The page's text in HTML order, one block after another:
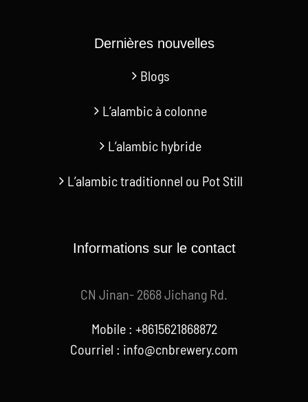
Dernières nouvelles
Blogs
L’alambic à colonne
L’alambic hybride
L’alambic traditionnel ou Pot Still
Informations sur le contact
CN Jinan- 2668 Jichang Rd.
Mobile : +8615621868872
Courriel : info@cnbrewery.com